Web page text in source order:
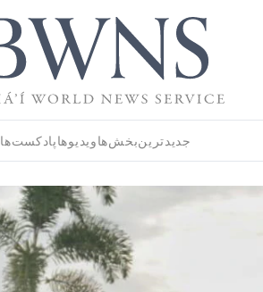
جدیدترینبخش‌هاویدیوهاپادکست‌ها